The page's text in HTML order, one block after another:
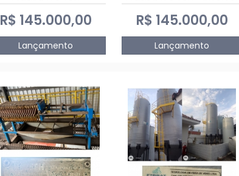
R$ 145.000,00
Lançamento
de frequência NR 12
R$ 145.000,00
Lançamento